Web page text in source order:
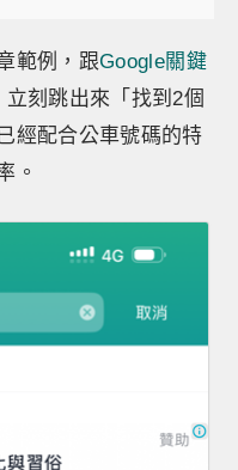
範例，跟Google關鍵
刻跳出來「找到2個
經配合公車號碼的特
。